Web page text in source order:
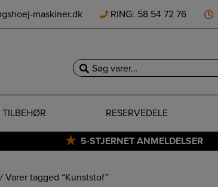
maskiner.dk RING: 58 54 72 76
Søg
TILBEHØR RESERVEDELE
5-STJERNET ANMELDELSER
/ Varer tagged “Kunststof”